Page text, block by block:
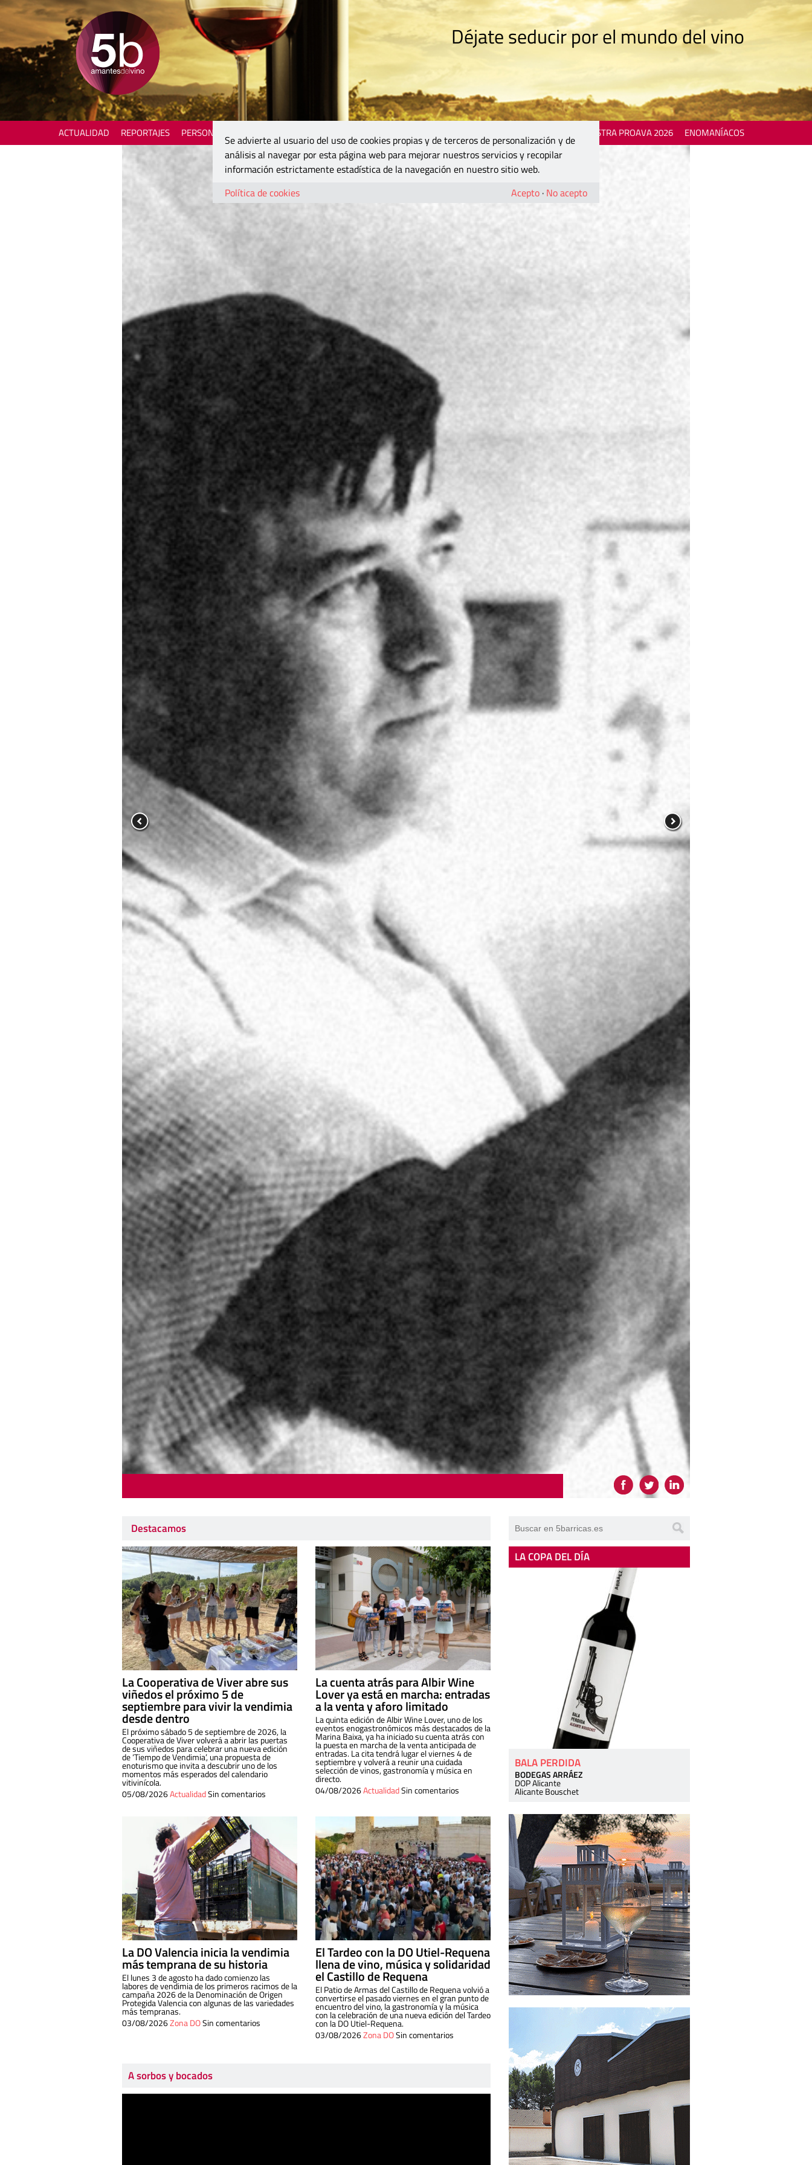
Déjate seducir por el mundo del vino
ACTUALIDAD REPORTAJES PERSONAJES MOSTRA PROAVA 2026 ENOMANÍACOS
Destacamos
La Cooperativa de Viver abre sus
viñedos el próximo 5 de
septiembre para vivir la vendimia
desde dentro
El próximo sábado 5 de septiembre de 2026, la
Cooperativa de Viver volverá a abrir las puertas
de sus viñedos para celebrar una nueva edición
de ‘Tiempo de Vendimia’, una propuesta de
enoturismo que invita a descubrir uno de los
momentos más esperados del calendario
vitivinícola.
05/08/2026ActualidadSin comentarios
La cuenta atrás para Albir Wine
Lover ya está en marcha: entradas
a la venta y aforo limitado
La quinta edición de Albir Wine Lover, uno de los
eventos enogastronómicos más destacados de la
Marina Baixa, ya ha iniciado su cuenta atrás con
la puesta en marcha de la venta anticipada de
entradas. La cita tendrá lugar el viernes 4 de
septiembre y volverá a reunir una cuidada
selección de vinos, gastronomía y música en
directo.
04/08/2026ActualidadSin comentarios
La DO Valencia inicia la vendimia
más temprana de su historia
El lunes 3 de agosto ha dado comienzo las
labores de vendimia de los primeros racimos de la
campaña 2026 de la Denominación de Origen
Protegida Valencia con algunas de las variedades
más tempranas.
03/08/2026Zona DOSin comentarios
El Tardeo con la DO Utiel-Requena
llena de vino, música y solidaridad
el Castillo de Requena
El Patio de Armas del Castillo de Requena volvió a
convertirse el pasado viernes en el gran punto de
encuentro del vino, la gastronomía y la música
con la celebración de una nueva edición del Tardeo
con la DO Utiel-Requena.
03/08/2026Zona DOSin comentarios
A sorbos y bocados
LA COPA DEL DÍA
BALA PERDIDA
BODEGAS ARRÁEZ
DOP Alicante
Alicante Bouschet
Se advierte al usuario del uso de cookies propias y de terceros de personalización y de
análisis al navegar por esta página web para mejorar nuestros servicios y recopilar
información estrictamente estadística de la navegación en nuestro sitio web.
Política de cookies
Acepto · No acepto